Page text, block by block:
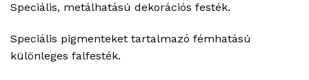
Speciális, metálhatású dekorációs festék.
Speciális pigmenteket tartalmazó fémhatású
különleges falfesték.